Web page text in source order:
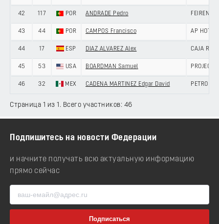
42 117 POR ANDRADE Pedro FEIRENSE
43 44 POR CAMPOS Francisco AP
44 17 ESP DIAZ ALVAREZ Alex CAJA
45 53 USA BOARDMAN Samuel PROJECT
46 32 MEX CADENA MARTINEZ Edgar David
Страница 1 из 1. Всего участников: 46
Подпишитесь на новости Федерации
и начните получать всю актуальную информацию
прямо сейчас